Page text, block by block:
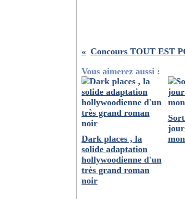
Vous aimerez aussi :
Dark places , la
solide adaptation
hollywoodienne d'un
très grand roman
noir
jour